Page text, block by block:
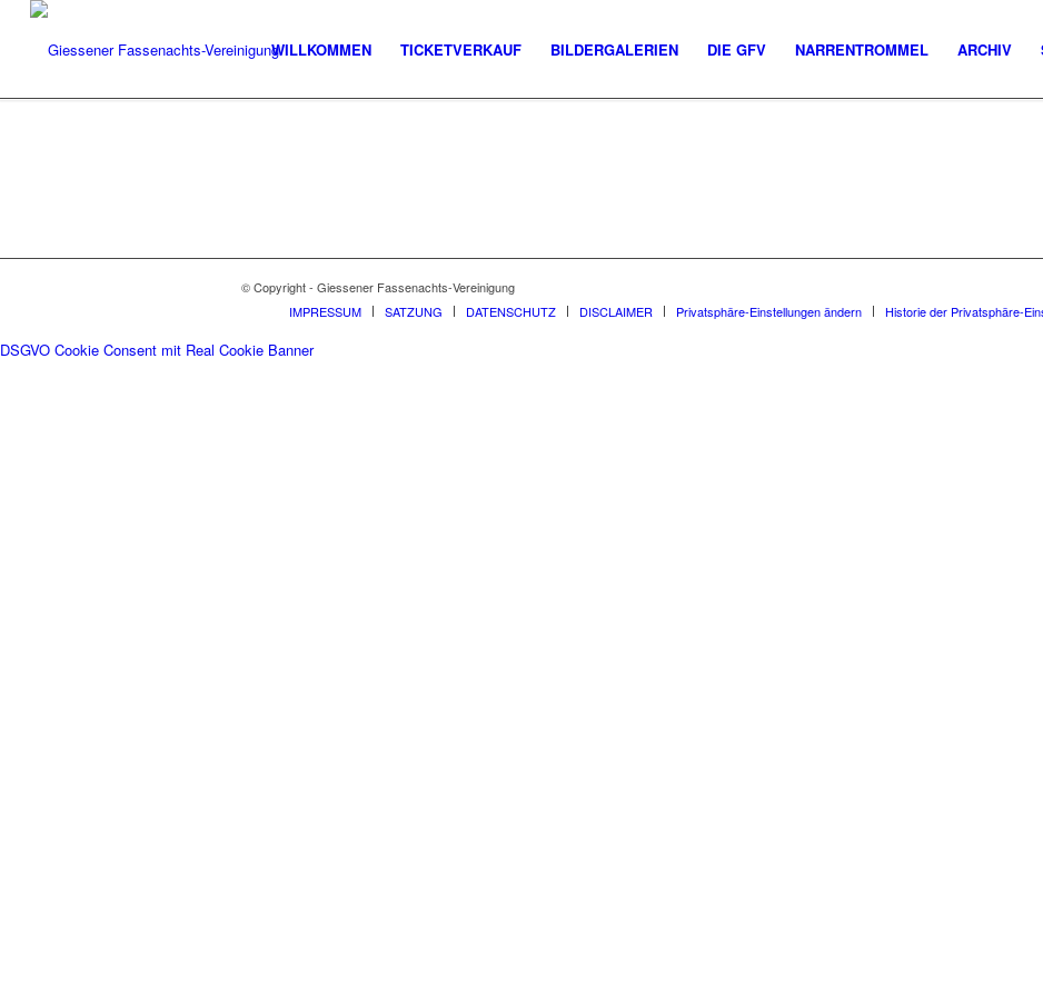
WILLKOMMEN TICKETVERKAUF BILDERGALERIEN DIE GFV NARRENTROMMEL ARCHIV
© Copyright - Giessener Fassenachts-Vereinigung
IMPRESSUM
SATZUNG DATENSCHUTZ DISCLAIMER Privatsphäre-Einstellungen ändern Historie der Privatsphäre-
DSGVO Cookie Consent mit Real Cookie Banner